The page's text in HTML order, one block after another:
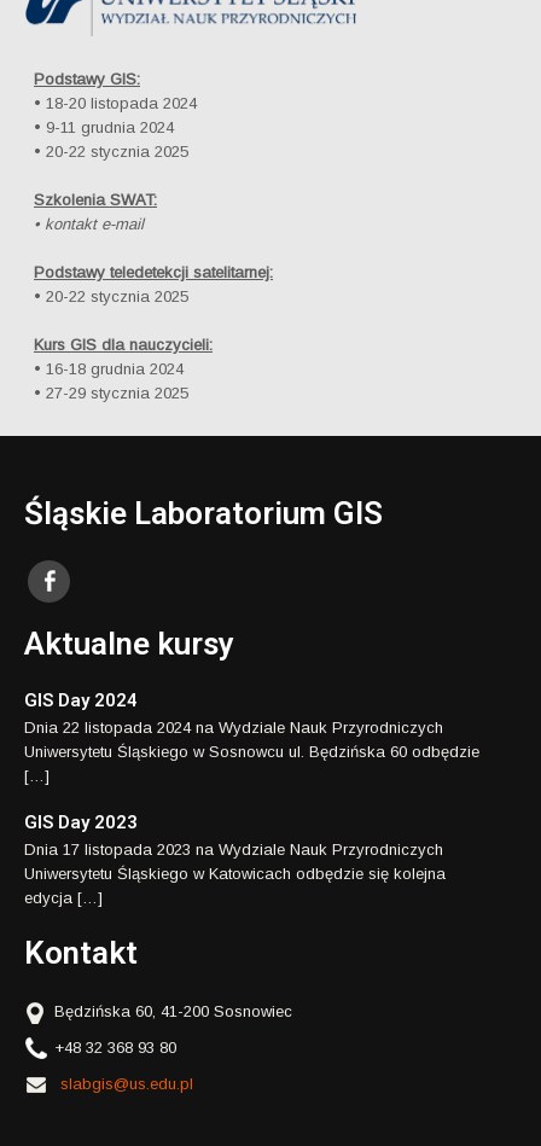
Podstawy GIS:
• 18-20 listopada 2024
• 9-11 grudnia 2024
• 20-22 stycznia 2025
Szkolenia SWAT:
• kontakt e-mail
Podstawy teledetekcji satelitarnej:
• 20-22 stycznia 2025
Kurs GIS dla nauczycieli:
• 16-18 grudnia 2024
• 27-29 stycznia 2025
Śląskie Laboratorium GIS
Aktualne kursy
GIS Day 2024
Dnia 22 listopada 2024 na Wydziale Nauk Przyrodniczych
Uniwersytetu Śląskiego w Sosnowcu ul. Będzińska 60 odbędzie
[…]
GIS Day 2023
Dnia 17 listopada 2023 na Wydziale Nauk Przyrodniczych
Uniwersytetu Śląskiego w Katowicach odbędzie się kolejna
edycja […]
Kontakt
Będzińska 60, 41-200 Sosnowiec
+48 32 368 93 80
slabgis@us.edu.pl